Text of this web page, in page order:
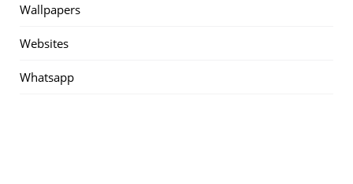
Wallpapers
Websites
Whatsapp